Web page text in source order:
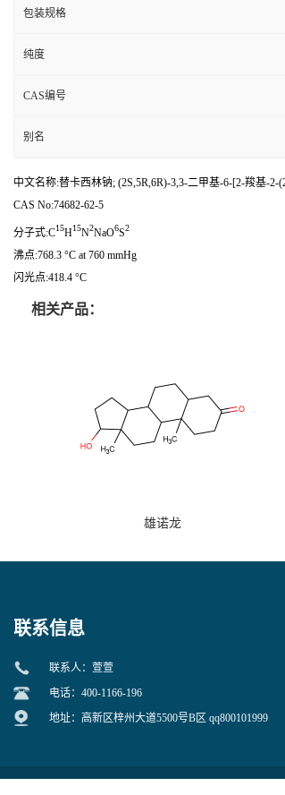
包装规格
纯度
CAS编号
别名
中文名称:替卡西林钠; (2S,5R,6R)-3,3-二甲基-6-[2-羧基-
CAS No:74682-62-5
分子式:C15H15N2NaO6S2
沸点:768.3 °C at 760 mmHg
闪光点:418.4 °C
相关产品：
雄诺龙
联系信息
联系人：萱萱
电话：400-1166-196
地址：高新区梓州大道5500号B区 qq800101999